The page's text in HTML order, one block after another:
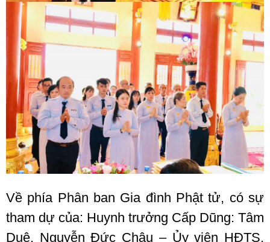
Về phía Phân ban Gia đình Phật tử, có sự
tham dự của: Huynh trưởng Cấp Dũng: Tâm
Duệ, Nguyễn Đức Châu – Ủy viên HĐTS,